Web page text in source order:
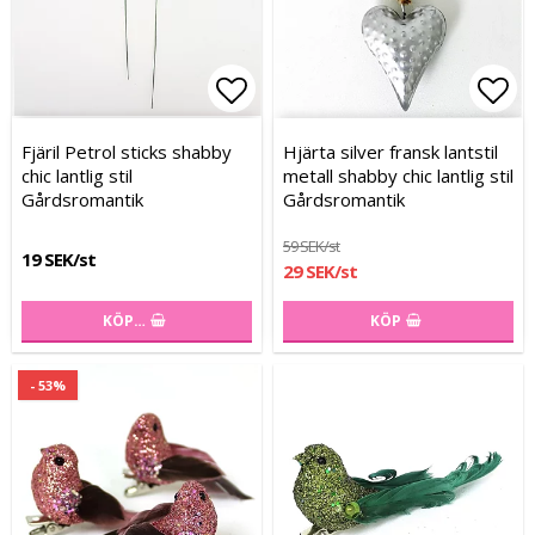
Lägg till i favoritlistan
Fjäril Petrol sticks shabby
chic lantlig stil
Gårdsromantik
19 SEK/st
KÖP…
Hjärta silver fransk lantstil
metall shabby chic lantlig stil
Gårdsromantik
59 SEK/st
29 SEK/st
KÖP
- 53%